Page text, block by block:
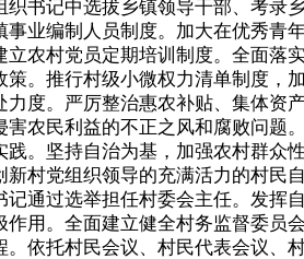
织书记中选拔乡镇领导干部、考录
事业编制人员制度。加大在优秀青
立农村党员定期培训制度。全面落
策。推行村级小微权力清单制度，
力度。严厉整治惠农补贴、集体资
害农民利益的不正之风和腐败问题
践。坚持自治为基，加强农村群众
新村党组织领导的充满活力的村民
记通过选举担任村委会主任。发挥
作用。全面建立健全村务监督委员
。依托村民会议、村民代表会议、